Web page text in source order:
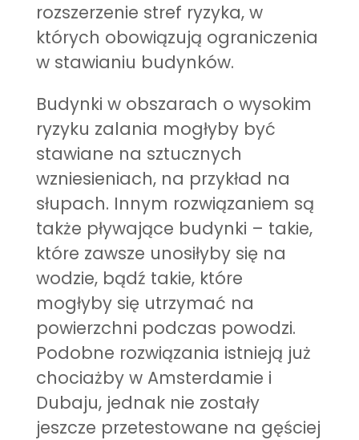
rozszerzenie stref ryzyka, w
których obowiązują ograniczenia
w stawianiu budynków.
Budynki w obszarach o wysokim
ryzyku zalania mogłyby być
stawiane na sztucznych
wzniesieniach, na przykład na
słupach. Innym rozwiązaniem są
także pływające budynki – takie,
które zawsze unosiłyby się na
wodzie, bądź takie, które
mogłyby się utrzymać na
powierzchni podczas powodzi.
Podobne rozwiązania istnieją już
chociażby w Amsterdamie i
Dubaju, jednak nie zostały
jeszcze przetestowane na gęściej